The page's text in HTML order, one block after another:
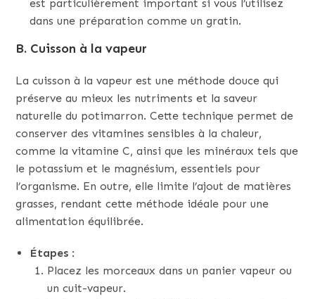
est particulièrement important si vous l’utilisez
dans une préparation comme un gratin.
B. Cuisson à la vapeur
La cuisson à la vapeur est une méthode douce qui
préserve au mieux les nutriments et la saveur
naturelle du potimarron. Cette technique permet de
conserver des vitamines sensibles à la chaleur,
comme la vitamine C, ainsi que les minéraux tels que
le potassium et le magnésium, essentiels pour
l’organisme. En outre, elle limite l’ajout de matières
grasses, rendant cette méthode idéale pour une
alimentation équilibrée.
Étapes :
Placez les morceaux dans un panier vapeur ou
un cuit-vapeur.